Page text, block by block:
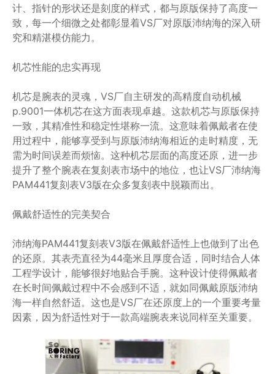
计、指针的形状还是刻度的样式，都与原版保持了高度一
致，每一个细微之处都彰显着VS厂对原版沛纳海的深入研
究和精湛模仿能力。
机芯性能的忠实再现
机芯是腕表的灵魂，VS厂自主研发的高精度自动机械
p.9001一体机芯在这方面表现卓越。这款机芯与原版保持
一致，其精准性和稳定性堪称一流。这意味着佩戴者在使
用过程中，能够享受到与原版沛纳海相近的走时精度，无
需为时间误差而烦恼。这种机芯层面的高度还原，进一步
提升了整个腕表在复刻表市场中的地位，也让VS厂沛纳海
PAM441复刻表V3版在众多复刻表中脱颖而出。
佩戴舒适性的完美契合
沛纳海PAM441复刻表V3版在佩戴舒适性上也做到了出色
的还原。其表壳直径为44毫米且厚度合适，同时结合人体
工程学设计，能够很好地贴合手腕。这种设计使得佩戴者
在长时间佩戴过程中不会感到不适，就如同佩戴原版沛纳
海一样自然舒适。这也是VS厂在还原度上的一个重要考量
因素，因为舒适性对于一款高端腕表来说同样至关重要。